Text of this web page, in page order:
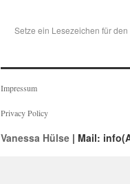
Setze ein Lesezeichen für den
Impressum
Privacy Policy
Vanessa Hülse | Mail: